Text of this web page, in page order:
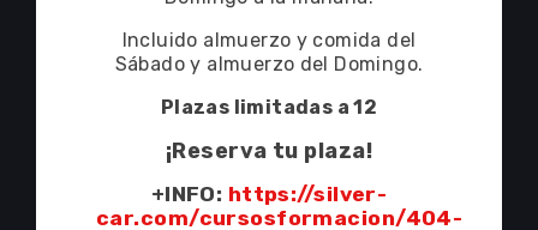
necesidades que te demanda la
pista o situación.
Duración: 14h, Entre Sábado y
Domingo a la mañana.
Incluido almuerzo y comida del
Plazas limitadas a 12